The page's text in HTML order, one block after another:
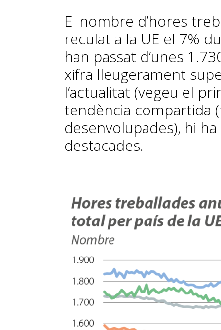
El nombre d’hores
reculat a la UE el 7%
han passat d’unes
xifra lleugerament
l’actualitat (vegeu el
tendència compartida
desenvolupades), hi
destacades.